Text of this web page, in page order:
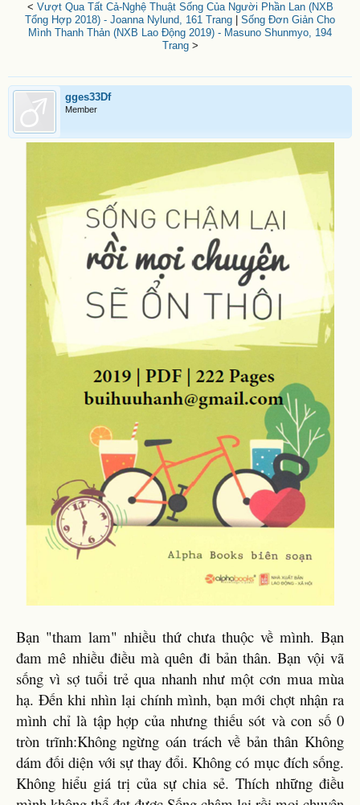
< Vượt Qua Tất Cả-Nghệ Thuật Sống Của Người Phần Lan (NXB
Tổng Hợp 2018) - Joanna Nylund, 161 Trang
Sống Đơn Giản Cho
Mình Thanh Thản (NXB Lao Động 2019) - Masuno Shunmyo, 194
Trang>
gges33Df
Member
Bạn "tham lam" nhiều thứ chưa thuộc về mình. Bạn
đam mê nhiều điều mà quên đi bản thân. Bạn vội vã
sống vì sợ tuổi trẻ qua nhanh như một cơn mua mùa
hạ. Đến khi nhìn lại chính mình, bạn mới chợt nhận ra
mình chỉ là tập hợp của nhưng thiếu sót và con số 0
tròn trĩnh:Không ngừng oán trách về bản thân Không
dám đối diện với sự thay đổi. Không có mục đích sống.
Không hiểu giá trị của sự chia sẻ. Thích những điều